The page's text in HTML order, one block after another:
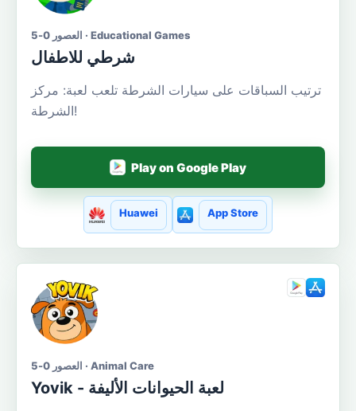
العصور 0-5 · Educational Games
شرطي للاطفال
ترتيب السباقات على سيارات الشرطة تلعب لعبة: مركز
الشرطة!
Play on Google Play
Huawei App Store
العصور 0-5 · Animal Care
Yovik - لعبة الحيوانات الأليفة